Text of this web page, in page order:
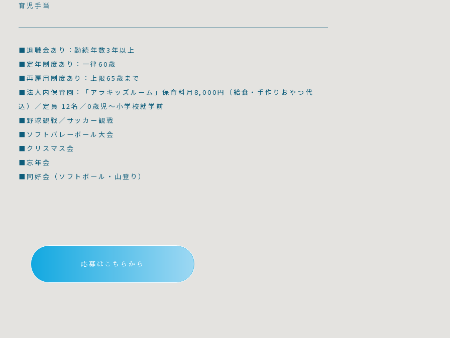
育児手当
■退職金あり：勤続年数3年以上
■定年制度あり：一律60歳
■再雇用制度あり：上限65歳まで
■法人内保育園：「アラキッズルーム」保育料月8,000円（給食・手作りおやつ代
込）／定員 12名／0歳児～小学校就学前
■野球観戦／サッカー観戦
■ソフトバレーボール大会
■クリスマス会
■忘年会
■同好会（ソフトボール・山登り）
応募はこちらから